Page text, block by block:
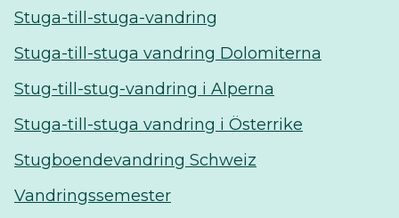
Stuga-till-stuga-vandring
Stuga-till-stuga vandring Dolomiterna
Stug-till-stug-vandring i Alperna
Stuga-till-stuga vandring i Österrike
Stugboendevandring Schweiz
Vandringssemester